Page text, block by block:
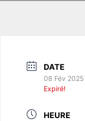
DATE
08 Fév 2025
Expiré!
HEURE